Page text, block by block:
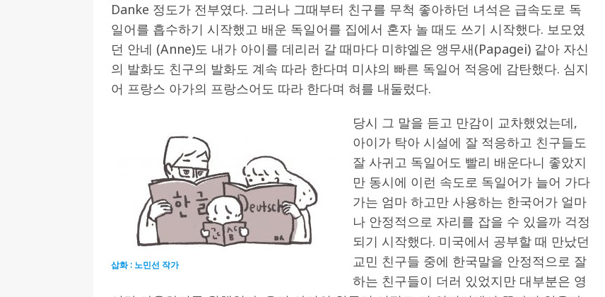
Danke 정도가 전부였다. 그러나 그때부터 친구를 무척 좋아하던 녀석은 급속도로 독
일어를 흡수하기 시작했고 배운 독일어를 집에서 혼자 놀 때도 쓰기 시작했다. 보모였
던 안네 (Anne)도 내가 아이를 데리러 갈 때마다 미햐엘은 앵무새(Papagei) 같아 자신
의 발화도 친구의 발화도 계속 따라 한다며 미샤의 빠른 독일어 적응에 감탄했다. 심지
어 프랑스 아가의 프랑스어도 따라 한다며 혀를 내둘렀다.
삽화 : 노민선 작가
당시 그 말을 듣고 만감이 교차했었는데,
아이가 탁아 시설에 잘 적응하고 친구들도
잘 사귀고 독일어도 빨리 배운다니 좋았지
만 동시에 이런 속도로 독일어가 늘어 가다
가는 엄마 하고만 사용하는 한국어가 얼마
나 안정적으로 자리를 잡을 수 있을까 걱정
되기 시작했다. 미국에서 공부할 때 만났던
교민 친구들 중에 한국말을 안정적으로 잘
하는 친구들이 더러 있었지만 대부분은 영